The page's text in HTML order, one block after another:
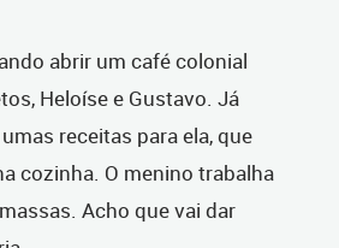
abrir um café colonial
Heloíse e Gustavo. Já
receitas para ela, que
cozinha. O menino trabalha
Acho que vai dar